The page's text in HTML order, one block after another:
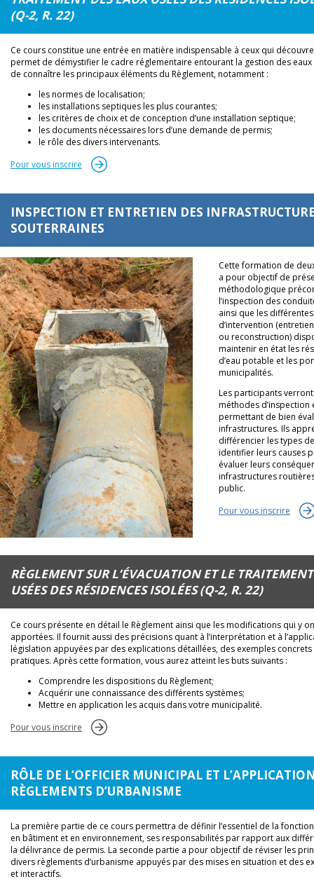
(Q-2, R. 22)
Ce cours constitue une entrée en matière indispensable à ceux qui
permet de démystifier le cadre réglementaire entourant la gestion des eaux
de connaître les principaux éléments du Règlement, notamment :
les normes de localisation;
les installations septiques les plus courantes;
les critères de choix et de conception d’une installation septique;
les documents nécessaires lors d’une demande de permis;
le rôle des divers intervenants.
Pour vous inscrire
INSPECTION ET ENTRETIEN DES
SOUTERRAINES
Cette formation de
a pour objectif de
méthodologique
l’inspection des
ainsi que les
d’intervention
ou reconstruction)
maintenir en état les
d’eau potable et les
municipalités.
Les participants
méthodes d’inspection
permettant de bien
infrastructures. Ils
différencier les types
identifier leurs causes
évaluer leurs
infrastructures
public.
Pour vous inscrire
RÈGLEMENT SUR L’ÉVACUATION ET LE
USÉES DES RÉSIDENCES ISOLÉES (Q-2, R. 22)
Ce cours présente en détail le Règlement ainsi que les modifications qui y
apportées. Il fournit aussi des précisions quant à l’interprétation et à
législation appuyées par des explications détaillées, des exemples concrets
pratiques. Après cette formation, vous aurez atteint les buts suivants :
Comprendre les dispositions du Règlement;
Acquérir une connaissance des différents systèmes;
Mettre en application les acquis dans votre municipalité.
Pour vous inscrire
RÔLE DE L’OFFICIER MUNICIPAL ET
RÈGLEMENTS D’URBANISME
La première partie de ce cours permettra de définir l’essentiel de la
en bâtiment et en environnement, ses responsabilités par rapport aux
la délivrance de permis. La seconde partie a pour objectif de réviser les
divers règlements d’urbanisme appuyés par des mises en situation et des
et interactifs.